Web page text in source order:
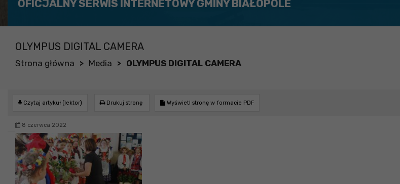
OFICJALNY SERWIS INTERNETOWY GMINY BIAŁOPOLE
OLYMPUS DIGITAL CAMERA
Strona główna > Media > OLYMPUS DIGITAL CAMERA
Czytaj artykuł (lektor) Drukuj stronę Wyświetl stronę w formacie PDF
8 czerwca 2022